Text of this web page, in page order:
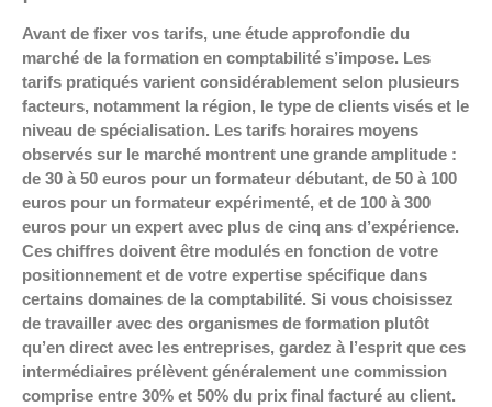
Avant de fixer vos tarifs, une étude approfondie du
marché de la formation en comptabilité s’impose. Les
tarifs pratiqués varient considérablement selon plusieurs
facteurs, notamment la région, le type de clients visés et le
niveau de spécialisation. Les tarifs horaires moyens
observés sur le marché montrent une grande amplitude :
de 30 à 50 euros pour un formateur débutant, de 50 à 100
euros pour un formateur expérimenté, et de 100 à 300
euros pour un expert avec plus de cinq ans d’expérience.
Ces chiffres doivent être modulés en fonction de votre
positionnement et de votre expertise spécifique dans
certains domaines de la comptabilité. Si vous choisissez
de travailler avec des organismes de formation plutôt
qu’en direct avec les entreprises, gardez à l’esprit que ces
intermédiaires prélèvent généralement une commission
comprise entre 30% et 50% du prix final facturé au client.